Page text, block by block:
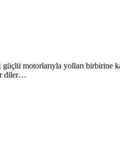
motorlarıyla yolları birbirine
diler…